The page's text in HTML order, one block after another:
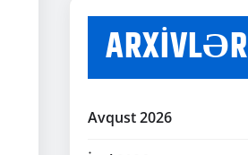
ARXIVLƏR
Avqust 2026